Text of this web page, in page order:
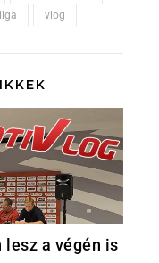
vlog
a végén is